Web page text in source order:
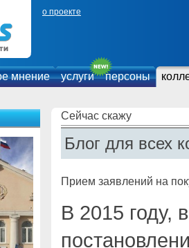
о проекте
мнение услуги персоны
Сейчас скажу
Блог для всех
Прием заявлений на
В 2015 году,